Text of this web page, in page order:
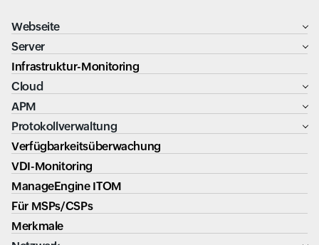
Webseite
Server
Infrastruktur-Monitoring
Cloud
APM
Protokollverwaltung
Verfügbarkeitsüberwachung
VDI-Monitoring
ManageEngine ITOM
Für MSPs/CSPs
Merkmale